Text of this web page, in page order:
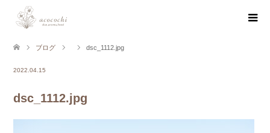
ブログ dsc_1112.jpg
2022.04.15
dsc_1112.jpg